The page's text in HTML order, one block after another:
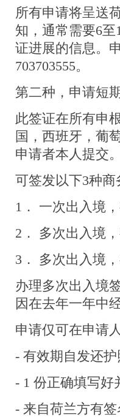
所有申请将呈送
知，通常需要6
证进展的信息。
703703555。
第二种，申请短
此签证在所有申
国，西班牙，葡
申请者本人提交。
可签发以下3种商
1． 一次出入境
2． 多次出入境
3． 多次出入境
办理多次出入境
因在去年一年中
申请仅可在申请
- 有效期自发还
- 1 份正确填写好
- 来自荷兰方有